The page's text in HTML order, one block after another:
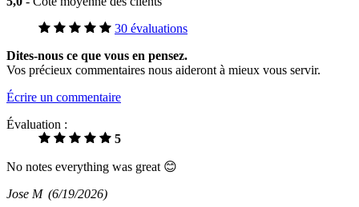
30 évaluations
Dites-nous ce que vous en pensez.
Vos précieux commentaires nous aideront à mieux vous servir.
Écrire un commentaire
Évaluation :
5
No notes everything was great 😊
Jose M (6/19/2026)